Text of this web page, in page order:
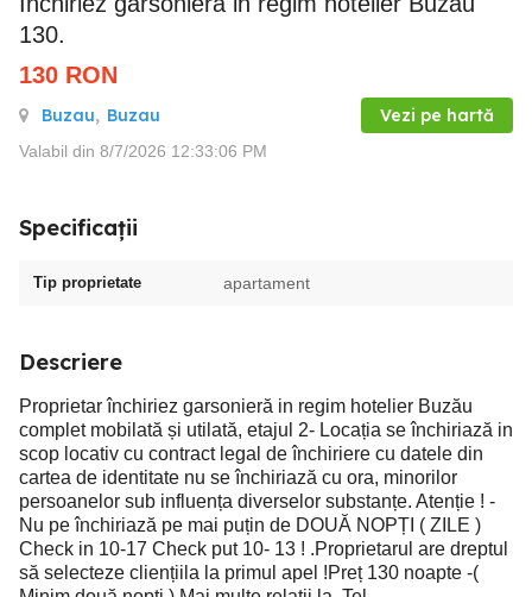
130.
130 RON
Buzau, Buzau Vezi pe hartă
Valabil din 8/7/2026 12:33:06 PM
Specificații
Tip proprietate apartament
Descriere
Proprietar închiriez garsonieră in regim hotelier Buzău
complet mobilată și utilată, etajul 2- Locația se închiriază in
scop locativ cu contract legal de închiriere cu datele din
cartea de identitate nu se închiriază cu ora, minorilor
persoanelor sub influența diverselor substanțe. Atenție ! -
Nu pe închiriază pe mai puțin de DOUĂ NOPȚI ( ZILE )
Check in 10-17 Check put 10- 13 ! .Proprietarul are dreptul
să selecteze cliențiila la primul apel !Preț 130 noapte -(